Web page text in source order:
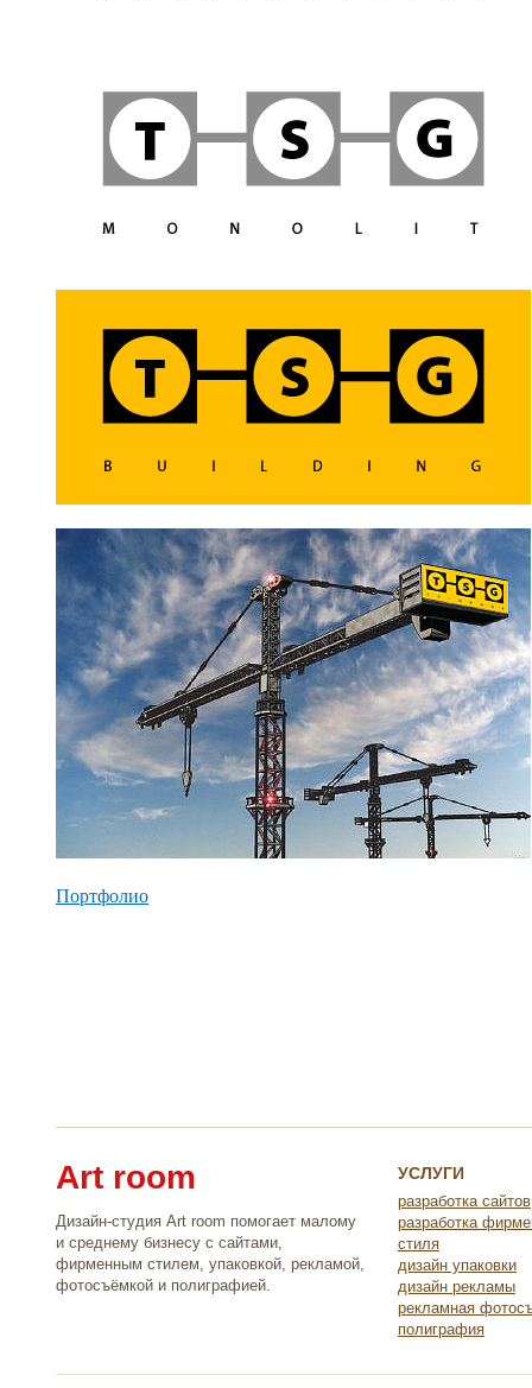
Портфолио
Art room
Дизайн-студия Art room помогает малому
и среднему бизнесу с сайтами,
фирменным стилем, упаковкой, рекламой,
фотосъёмкой и полиграфией.
УСЛУГИ
разработка сайтов
разработка
стиля
дизайн упаковки
дизайн рекламы
рекламная
полиграфия